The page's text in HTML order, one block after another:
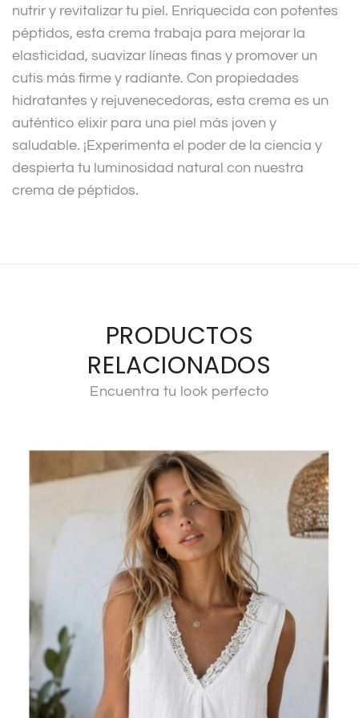
nutrir y revitalizar tu piel. Enriquecida con potentes
péptidos, esta crema trabaja para mejorar la
elasticidad, suavizar líneas finas y promover un
cutis más firme y radiante. Con propiedades
hidratantes y rejuvenecedoras, esta crema es un
auténtico elixir para una piel más joven y
saludable. ¡Experimenta el poder de la ciencia y
despierta tu luminosidad natural con nuestra
crema de péptidos.
PRODUCTOS
RELACIONADOS
Encuentra tu look perfecto